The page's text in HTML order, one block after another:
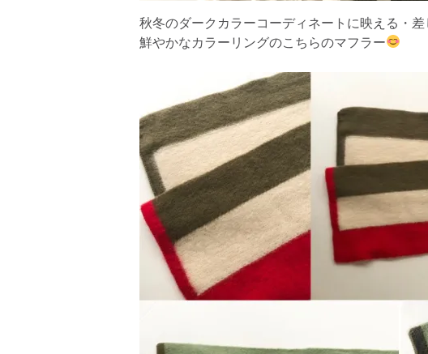
秋冬のダークカラーコーディネートに映える・差
鮮やかなカラーリングのこちらのマフラー